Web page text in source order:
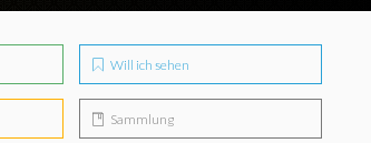
Will ich sehen
Sammlung